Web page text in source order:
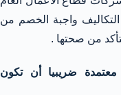
واجبة الخصم من
من صحتها .
ضريبيا أن تكون